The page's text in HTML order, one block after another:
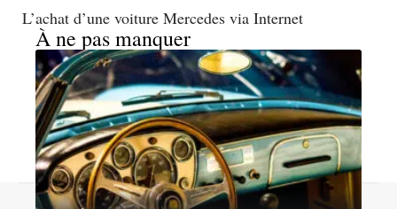
L’achat d’une voiture Mercedes via Internet
À ne pas manquer
Contact Mentions légales Sitemap